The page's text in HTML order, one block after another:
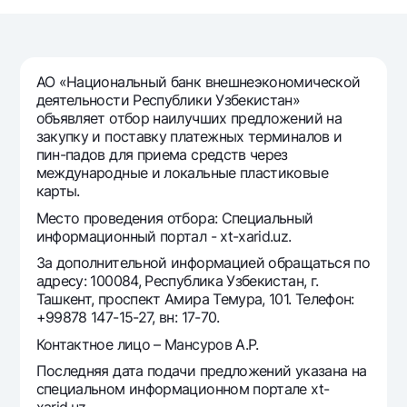
Золотые слитки от НБУ
Серебряный депозит
Visa FIFA
Mastercard
Зарплатные
Garmin pay
Тарифы
Акции
Мобильное приложение Milliy
Часто задаваемые вопросы
Ищите по сайту
Найти
Полезные ссылки
Часто задаваемые вопросы
Пресс-центр
АО «Национальный банк внешнеэкономической
деятельности Республики Узбекистан»
объявляет отбор наилучших предложений на
закупку и поставку платежных терминалов и
пин-падов для приема средств через
международные и локальные пластиковые
карты.
Место проведения отбора: Специальный
информационный портал - xt-xarid.uz.
За дополнительной информацией обращаться по
адресу: 100084, Республика Узбекистан, г.
Ташкент, проспект Амира Темура, 101. Телефон:
+99878 147-15-27, вн: 17-70.
Контактное лицо – Мансуров А.Р.
Последняя дата подачи предложений указана на
специальном информационном портале xt-